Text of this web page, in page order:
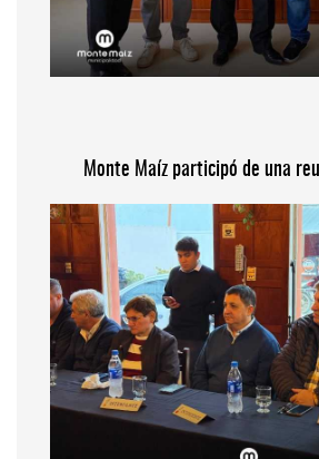
Monte Maíz participó de una